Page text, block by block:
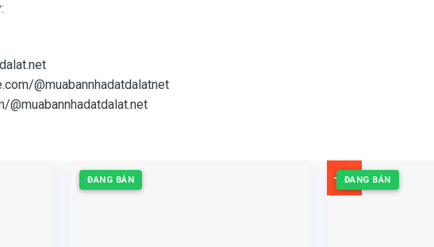
@muabannhadatdalatnet
ĐANG BÁN ĐANG BÁN
-3%